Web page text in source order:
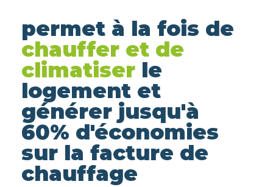
permet à la fois de
chauffer et de
climatiser le
logement et
générer jusqu'à
60% d'économies
sur la facture de
chauffage